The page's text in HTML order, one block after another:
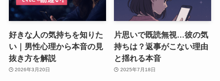
好きな人の気持ちを知りた
い｜男性心理から本音の見
抜き方を解説
2026年3月20日
片思いで既読無視…彼の気
持ちは？返事がこない理由
と揺れる本音
2025年7月18日